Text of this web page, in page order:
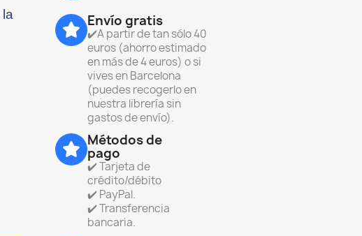
Envío gratis
✔️A partir de tan sólo 40
euros (ahorro estimado
en más de 4 euros) o si
vives en Barcelona
(puedes recogerlo en
nuestra librería sin
gastos de envío).
Métodos de
pago
✔️ Tarjeta de
crédito/débito
✔️ PayPal.
✔️ Transferencia
bancaria.